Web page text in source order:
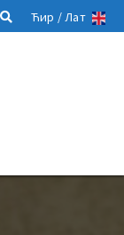
Ћир /Лат